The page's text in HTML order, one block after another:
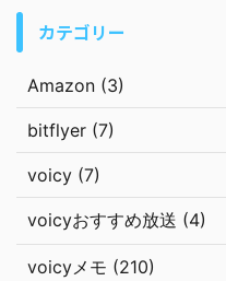
カテゴリー
Amazon (3)
bitflyer (7)
voicy (7)
voicyおすすめ放送 (4)
voicyメモ (210)